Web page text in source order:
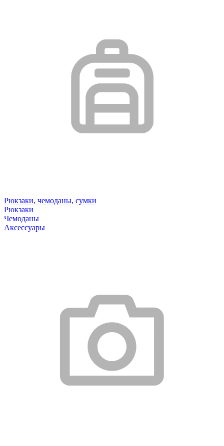
Рюкзаки, чемоданы, сумки
Рюкзаки
Чемоданы
Аксессуары